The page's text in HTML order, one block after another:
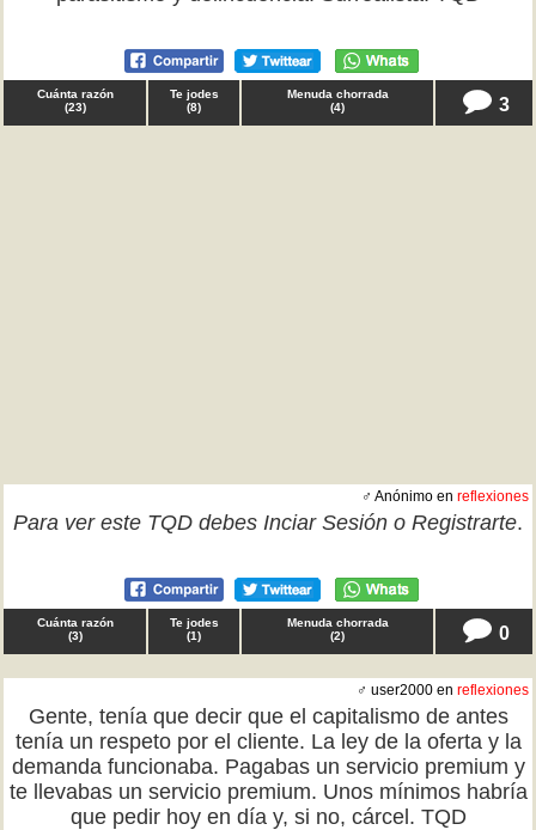
Cuánta razón
(23)
Te jodes
(8)
Menuda chorrada
(4) 3
♂ Anónimo en reflexiones
Para ver este TQD debes Inciar Sesión o Registrarte.
Cuánta razón
(3)
Te jodes
(1)
Menuda chorrada
(2) 0
♂ user2000 en reflexiones
Gente, tenía que decir que el capitalismo de antes
tenía un respeto por el cliente. La ley de la oferta y la
demanda funcionaba. Pagabas un servicio premium y
te llevabas un servicio premium. Unos mínimos habría
que pedir hoy en día y, si no, cárcel. TQD